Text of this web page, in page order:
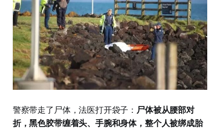
警察带走了尸体，法医打开袋子： 尸体被从腰部对
折，黑色胶带缠着头、手腕和身体，整个人被绑成胎